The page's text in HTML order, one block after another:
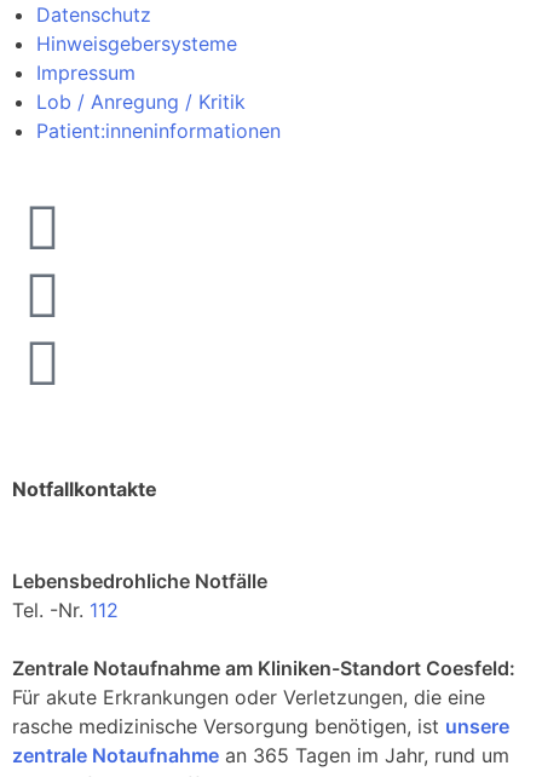
Datenschutz
Hinweisgebersysteme
Impressum
Lob / Anregung / Kritik
Patient:inneninformationen
Notfallkontakte
Lebensbedrohliche Notfälle
Tel. -Nr. 112
Zentrale Notaufnahme am Kliniken-Standort Coesfeld:
Für akute Erkrankungen oder Verletzungen, die eine
rasche medizinische Versorgung benötigen, ist unsere
zentrale Notaufnahme an 365 Tagen im Jahr, rund um